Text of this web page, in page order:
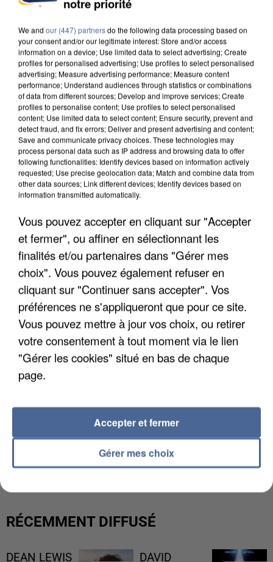
DE FAUNE SAUVAGE SONT...
L’UN DES FONDATEURS SUPPOSÉS DE LA DZ
MAFIA INTERPELLÉ EN ALGÉRIE
RÉCEMMENT DIFFUSÉ
DEAN LEWIS
DAVID
We and our (447) partnersdo the following data processing based on
your consent and/or our legitimate interest: Store and/or access
information on a device; Use limited data to select advertising; Create
profiles for personalised advertising; Use profiles to select personalised
advertising; Measure advertising performance; Measure content
performance; Understand audiences through statistics or combinations
of data from different sources; Develop and improve services; Create
profiles to personalise content; Use profiles to select personalised
content; Use limited data to select content; Ensure security, prevent and
detect fraud, and fix errors; Deliver and present advertising and content;
Save and communicate privacy choices. These technologies may
process personal data such as IP address and browsing data to offer
following functionalities: Identify devices based on information actively
requested; Use precise geolocation data; Match and combine data from
other data sources; Link different devices; Identify devices based on
information transmitted automatically.
Vous pouvez accepter en cliquant sur "Accepter
et fermer", ou affiner en sélectionnant les
finalités et/ou partenaires dans "Gérer mes
choix". Vous pouvez également refuser en
cliquant sur "Continuer sans accepter". Vos
préférences ne s'appliqueront que pour ce site.
Vous pouvez mettre à jour vos choix, ou retirer
votre consentement à tout moment via le lien
"Gérer les cookies" situé en bas de chaque
page.
Gérer mes choix
Accepter et fermer